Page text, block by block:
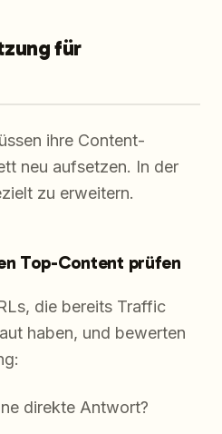
für
ihre Content-
neu aufsetzen. In der
zu erweitern.
Top-Content prüfen
die bereits Traffic
haben, und bewerten
direkte Antwort?